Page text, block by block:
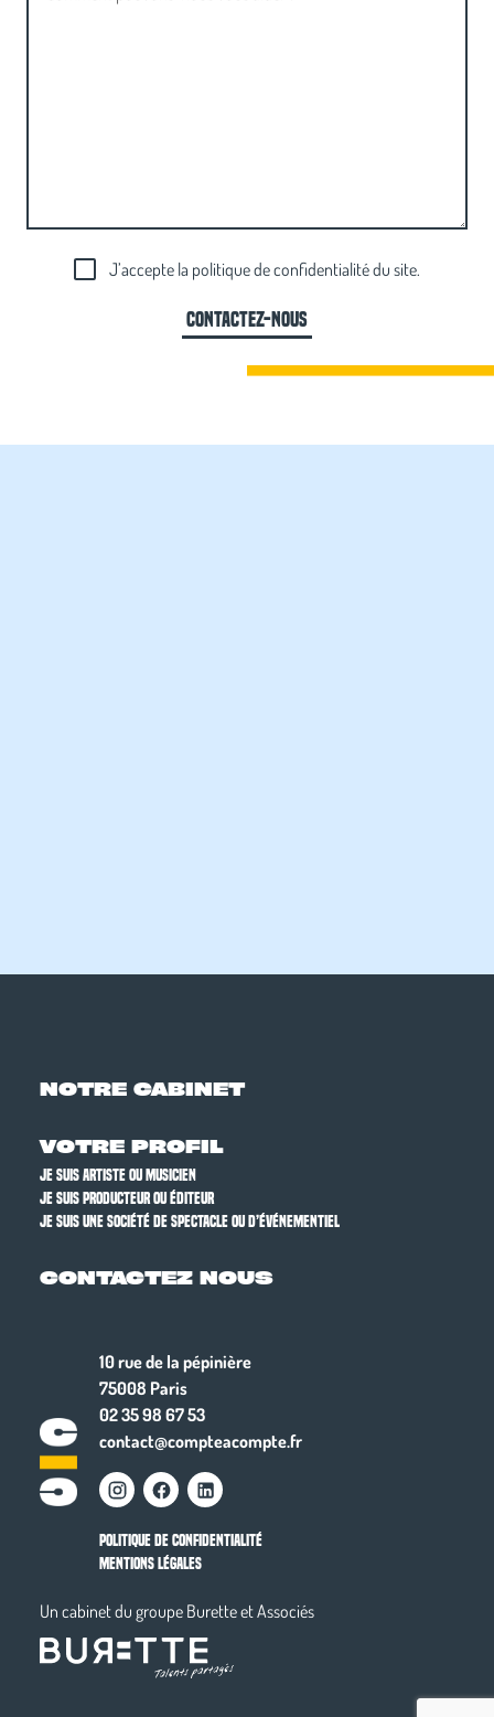
J’accepte la politique de confidentialité du site.
Contactez-nous
10 rue de la pépinière
75008 Paris
02 35 98 67 53
contact@compteacompte.fr
POLITIQUE DE CONFIDENTIALITÉ
MENTIONS LÉGALES
Un cabinet du groupe Burette et Associés
NOTRE CABINET
VOTRE PROFIL
JE SUIS ARTISTE OU MUSICIEN
JE SUIS PRODUCTEUR OU ÉDITEUR
JE SUIS UNE SOCIÉTÉ DE SPECTACLE OU D’ÉVÉNEMENTIEL
CONTACTEZ NOUS